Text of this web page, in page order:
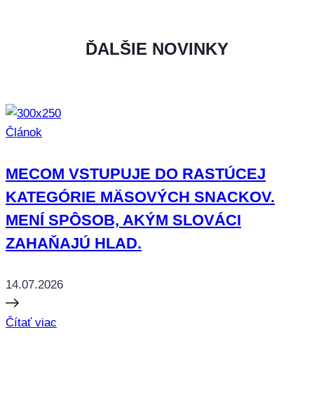
ĎALŠIE NOVINKY
Článok
MECOM VSTUPUJE DO RASTÚCEJ
KATEGÓRIE MÄSOVÝCH SNACKOV.
MENÍ SPÔSOB, AKÝM SLOVÁCI
ZAHAŇAJÚ HLAD.
14.07.2026
Čítať viac